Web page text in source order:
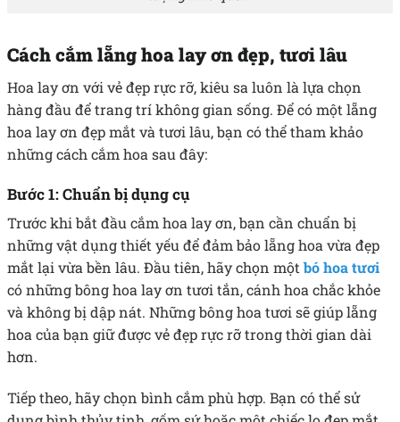
Cách cắm lẵng hoa lay ơn đẹp, tươi lâu
Hoa lay ơn với vẻ đẹp rực rỡ, kiêu sa luôn là lựa chọn
hàng đầu để trang trí không gian sống. Để có một lẵng
hoa lay ơn đẹp mắt và tươi lâu, bạn có thể tham khảo
những cách cắm hoa sau đây:
Bước 1: Chuẩn bị dụng cụ
Trước khi bắt đầu cắm hoa lay ơn, bạn cần chuẩn bị
những vật dụng thiết yếu để đảm bảo lẵng hoa vừa đẹp
mắt lại vừa bền lâu. Đầu tiên, hãy chọn mộtbó hoa tươi
có những bông hoa lay ơn tươi tắn, cánh hoa chắc khỏe
và không bị dập nát. Những bông hoa tươi sẽ giúp lẵng
hoa của bạn giữ được vẻ đẹp rực rỡ trong thời gian dài
hơn.
Tiếp theo, hãy chọn bình cắm phù hợp. Bạn có thể sử